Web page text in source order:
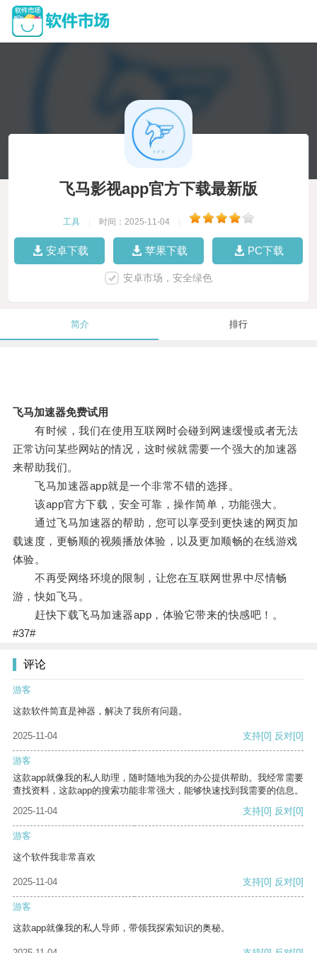
飞马影视app官方下载最新版
工具 时间：2025-11-04
安卓下载 苹果下载 PC下载
安卓市场，安全绿色
简介 排行
飞马加速器免费试用
有时候，我们在使用互联网时会碰到网速缓慢或者无法
正常访问某些网站的情况，这时候就需要一个强大的加速器
来帮助我们。
飞马加速器app就是一个非常不错的选择。
该app官方下载，安全可靠，操作简单，功能强大。
通过飞马加速器的帮助，您可以享受到更快速的网页加
载速度，更畅顺的视频播放体验，以及更加顺畅的在线游戏
体验。
不再受网络环境的限制，让您在互联网世界中尽情畅
游，快如飞马。
赶快下载飞马加速器app，体验它带来的快感吧！。
#37#
评论
游客
这款软件简直是神器，解决了我所有问题。
2025-11-04 支持[0] 反对[0]
游客
这款app就像我的私人助理，随时随地为我的办公提供帮助。我经常需要
查找资料，这款app的搜索功能非常强大，能够快速找到我需要的信息。
2025-11-04
支持[0] 反对[0]
游客
这个软件我非常喜欢
2025-11-04 支持[0] 反对[0]
游客
这款app就像我的私人导师，带领我探索知识的奥秘。